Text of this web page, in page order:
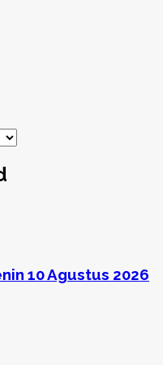
10 Agustus 2026